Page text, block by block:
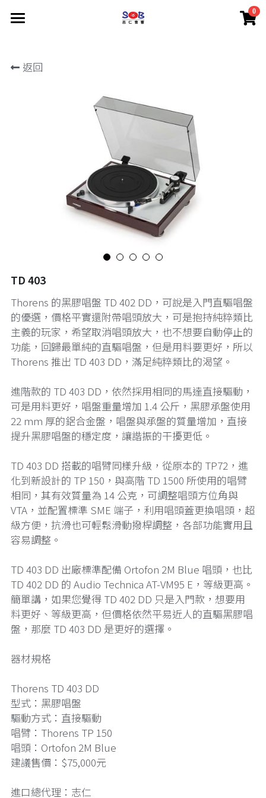
0
Thorens
返回
TD 403
Thorens 的黑膠唱盤 TD 402 DD，可說是入門直驅唱盤
的優選，價格平實還附帶唱頭放大，可是抱持純粹類比
主義的玩家，希望取消唱頭放大，也不想要自動停止的
功能，回歸最單純的直驅唱盤，但是用料要更好，所以
Thorens 推出 TD 403 DD，滿足純粹類比的渴望。
進階款的 TD 403 DD，依然採用相同的馬達直接驅動，
可是用料更好，唱盤重量增加 1.4 公斤，黑膠承盤使用
22 mm 厚的鋁合金盤，唱盤與承盤的質量增加，直接
提升黑膠唱盤的穩定度，讓諧振的干擾更低。
TD 403 DD 搭載的唱臂同樣升級，從原本的 TP72，進
化到新設計的 TP 150，與高階 TD 1500 所使用的唱臂
相同，其有效質量為 14 公克，可調整唱頭方位角與
VTA，並配置標準 SME 端子，利用唱頭蓋更換唱頭，超
級方便，抗滑也可輕鬆滑動撥桿調整，各部功能實用且
容易調整。
TD 403 DD 出廠標準配備 Ortofon 2M Blue 唱頭，也比
TD 402 DD 的 Audio Technica AT-VM95 E，等級更高。
簡單講，如果您覺得 TD 402 DD 只是入門款，想要用
料更好、等級更高，但價格依然平易近人的直驅黑膠唱
盤，那麼 TD 403 DD 是更好的選擇。
器材規格
Thorens TD 403 DD
型式：黑膠唱盤
驅動方式：直接驅動
唱臂：Thorens TP 150
唱頭：Ortofon 2M Blue
建議售價：$75,000元
進口總代理：志仁
×
商品分類
所有商品分類